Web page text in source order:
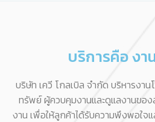
บริการคือ งา
บริษัท เควี โกลเบิล จำกัด บริหารง
ทรัพย์ ผู้ควบคุมงานและดูแลงานขอ
งาน เพื่อให้ลูกค้าได้รับความพึงพอใจ